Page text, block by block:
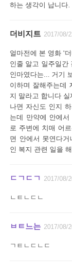
하는 생각이 납니다.
더비지트 2017/08/
얼마전에 본 영화 '
인줄 알고 일주일간
인마였다는... 거기
이하며 잘해주는데
지 말라고 합니다
나면 자신도 인지
는데 만약에 안에
로 주변에 치매 어
면 안에서 못연다
인 복지 관련 일을
ㄷㄱㄷㄱ 2017/08/
ㄴㅌㄴㄷㄴ
ㅂㅌ느는 2017/08/
ㄱㅌㄴㄷㄴㄷ